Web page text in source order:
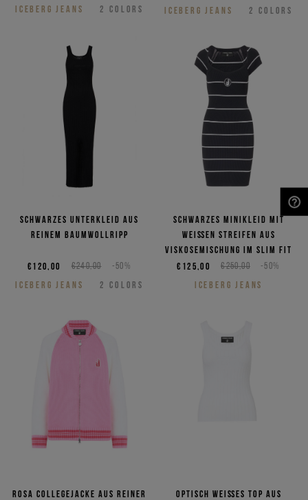
ICEBERG JEANS
2 COLORS
ICEBERG JEANS
2 COLORS
Schwarzes Unterkleid aus
reinem Baumwollripp
€240,00 -50%
€120,00
ICEBERG JEANS
2 COLORS
Schwarzes Minikleid mit
weißen Streifen aus
Viskosemischung im Slim Fit
€250,00 -50%
€125,00
ICEBERG JEANS
Rosa Collegejacke aus reiner
Optisch weißes Top aus
NEED HELP?